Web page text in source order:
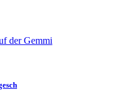
der Gemmi